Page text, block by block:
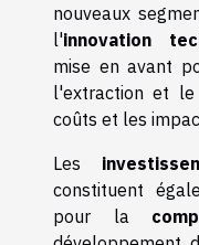
nouveaux
l'innovation
mise en avant
l'extraction et le
coûts et les
Les
constituent
pour la